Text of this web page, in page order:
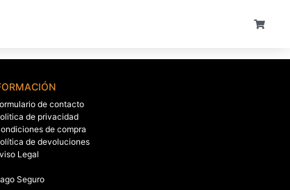
de contacto
de privacidad
de compra
de devoluciones
Legal
Seguro